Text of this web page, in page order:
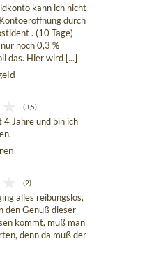
kann ich nicht
durch
. (10 Tage)
noch 0,3 %
das. Hier wird [...]
(3,5)
4 Jahre und bin ich
(2)
alles reibungslos,
den Genuß dieser
kommt, muß man
denn da muß der